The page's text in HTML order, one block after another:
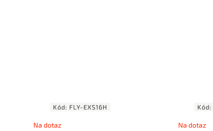
Kód: FLY-EXS16H
Na dotaz
Kód:
Na dotaz